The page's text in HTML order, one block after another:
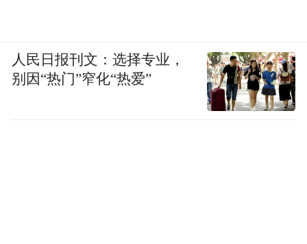
人民日报刊文：选择专业，
别因“热门”窄化“热爱”